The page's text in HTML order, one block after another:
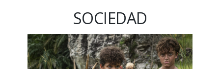
SOCIEDAD